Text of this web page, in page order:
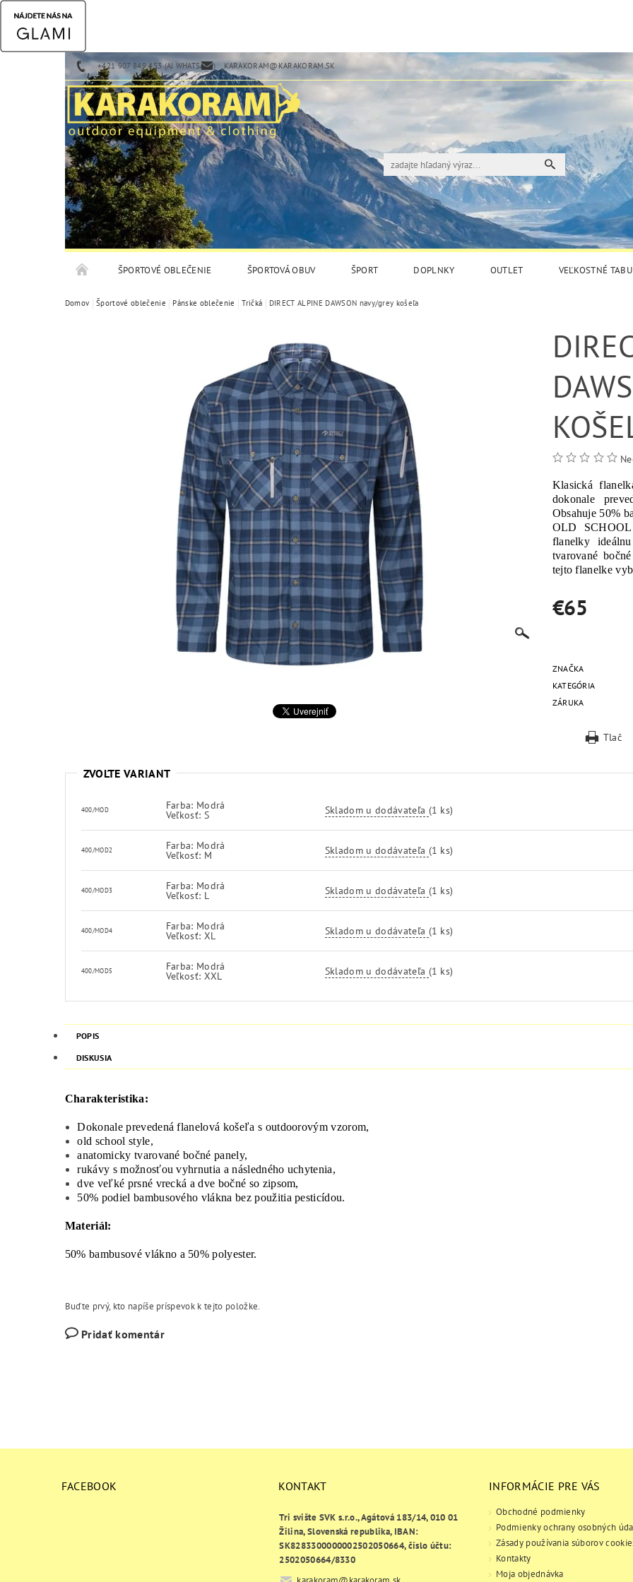
+421 907 849 453 (AJ WHATSAPP) KARAKORAM@KARAKORAM.SK
ŠPORTOVÉ OBLEČENIE ŠPORTOVÁ OBUV ŠPORT DOPLNKY OUTLET VEĽKOSTNÉ
Domov Športové oblečenie Pánske oblečenie Tričká DIRECT ALPINE DAWSON navy/grey košeľa
Klasická
dokonale
Obsahuje 50%
OLD
flanelky
tvarované
tejto flanelke
€65
ZNAČKA
KATEGÓRIA
ZÁRUKA
Tlač
ZVOĽTE VARIANT
400/MOD Farba: Modrá
Veľkosť: S Skladom u dodávateľa (1 ks)
400/MOD2 Farba: Modrá
Veľkosť: M Skladom u dodávateľa (1 ks)
400/MOD3 Farba: Modrá
Veľkosť: L Skladom u dodávateľa (1 ks)
400/MOD4 Farba: Modrá
Veľkosť: XL Skladom u dodávateľa (1 ks)
400/MOD5 Farba: Modrá
Veľkosť: XXL Skladom u dodávateľa (1 ks)
POPIS
DISKUSIA
Charakteristika:
Dokonale prevedená flanelová košeľa s outdoorovým vzorom,
old school style,
anatomicky tvarované bočné panely,
rukávy s možnosťou vyhrnutia a následného uchytenia,
dve veľké prsné vrecká a dve bočné so zipsom,
50% podiel bambusového vlákna bez použitia pesticídou.
Materiál:
50% bambusové vlákno a 50% polyester.
Buďte prvý, kto napíše príspevok k tejto položke.
Pridať komentár
FACEBOOK KONTAKT
Tri svište SVK s.r.o., Agátová 183/14, 010 01
Žilina, Slovenská republika, IBAN:
SK8283300000002502050664, číslo účtu:
2502050664/8330
INFORMÁCIE PRE VÁS
Obchodné podmienky
Podmienky ochrany osobných
Zásady používania súborov
Kontakty
Moja objednávka